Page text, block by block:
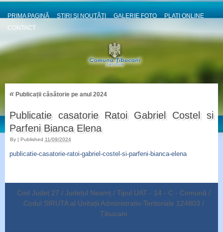
PRIMA PAGINĂ ȘTIRI ȘI NOUȚĂȚI GALERIE FOTO
PLATI ONLINE
CONTACT
«Publicații căsătorie pe anul 2024
Publicatie casatorie Ratoi Gabriel Costel si
Parfeni Bianca Elena
By | Published 11/09/2024
publicatie-casatorie-ratoi-gabriel-costel-si-parfeni-bianca-elena
Cod Județ 27 / Județul Neamț / Tipul UAT - 14 - C - Comună /
Codul SIRUTA al Unitații Administrativ-Teritoriale 124803 /
Țibucani